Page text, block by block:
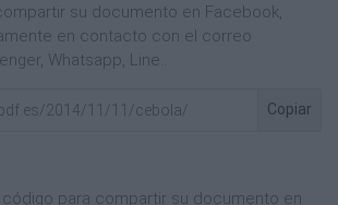
su documento en Facebook,
en contacto con el correo
Whatsapp, Line..
Copiar
para compartir su documento en